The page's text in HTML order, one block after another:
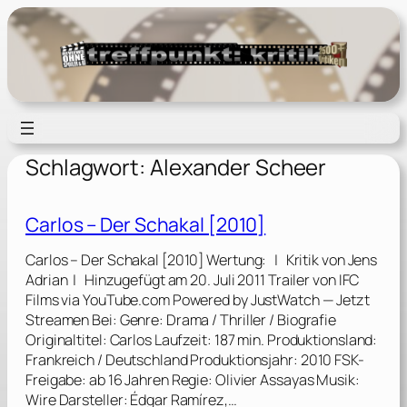
Zum
Inhalt
springen
Schlagwort: Alexander Scheer
Carlos – Der Schakal [2010]
Carlos – Der Schakal [2010] Wertung: | Kritik von Jens
Adrian | Hinzugefügt am 20. Juli 2011 Trailer von IFC
Films via YouTube.com Powered by JustWatch — Jetzt
Streamen Bei: Genre: Drama / Thriller / Biografie
Originaltitel: Carlos Laufzeit: 187 min. Produktionsland:
Frankreich / Deutschland Produktionsjahr: 2010 FSK-
Freigabe: ab 16 Jahren Regie: Olivier Assayas Musik:
Wire Darsteller: Édgar Ramírez,…